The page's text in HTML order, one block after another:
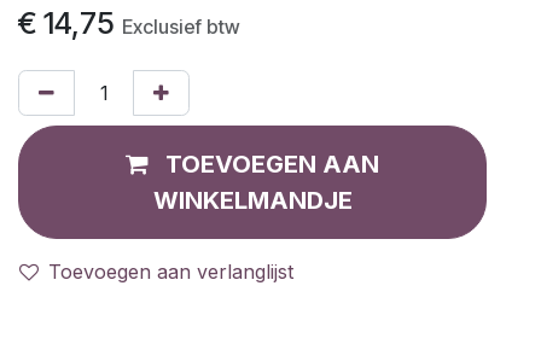
€ 14,75 Exclusief btw
TOEVOEGEN AAN
WINKELMANDJE
Toevoegen aan verlanglijst